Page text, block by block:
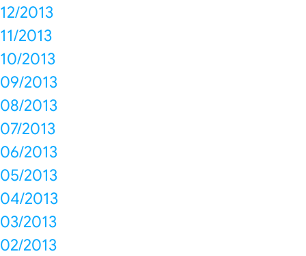
12/2013
11/2013
10/2013
09/2013
08/2013
07/2013
06/2013
05/2013
04/2013
03/2013
02/2013